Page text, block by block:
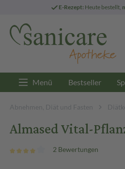
E-Rezept: Heute bestellt,
Menü Bestseller
Abnehmen, Diät und Fasten
Almased Vital-
2 Bewertungen